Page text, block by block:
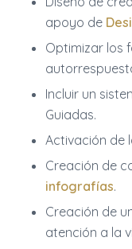
apoyo de
Optimizar los
Incluir un
Guiadas.
Activación de
Creación de
infografías.
Creación de
atención a la